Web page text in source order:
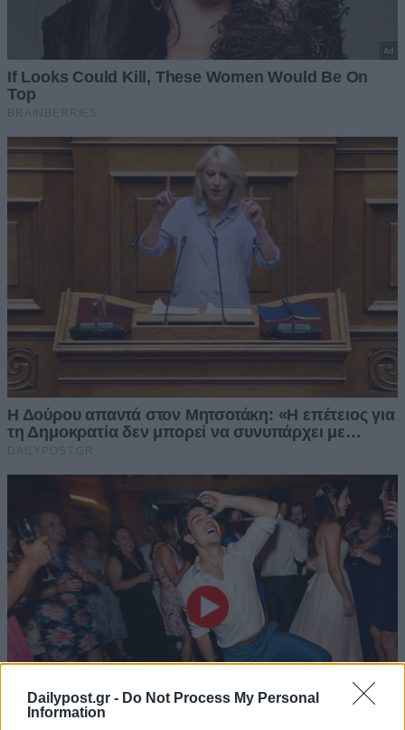
Dailypost.gr - Do Not Process My Personal
Information